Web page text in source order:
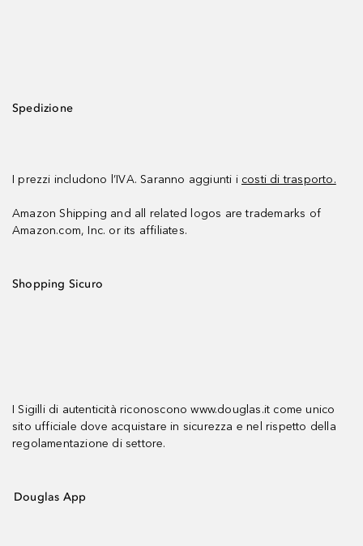
Spedizione
I prezzi includono l’IVA. Saranno aggiunti i costi di trasporto.
Amazon Shipping and all related logos are trademarks of
Amazon.com, Inc. or its affiliates.
Shopping Sicuro
I Sigilli di autenticità riconoscono www.douglas.it come unico
sito ufficiale dove acquistare in sicurezza e nel rispetto della
regolamentazione di settore.
Douglas App